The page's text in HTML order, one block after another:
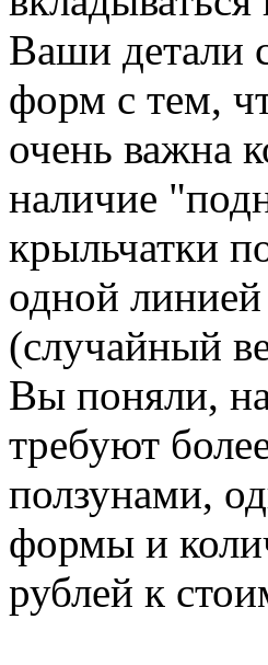
Ваши детали
форм с тем,
очень важна
наличие
крыльчатки
одной
(случайный
Вы поняли,
требуют
ползунами,
формы и
рублей к